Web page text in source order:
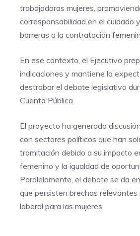
trabajadoras mujeres,
corresponsabilidad en el cuidado
barreras a la contratación
En ese contexto, el Ejecutivo
indicaciones y mantiene la
destrabar el debate legislativo
Cuenta Pública.
El proyecto ha generado
con sectores políticos que han
tramitación debido a su impacto
femenino y la igualdad de
Paralelamente, el debate se da
que persisten brechas relevantes
laboral para las mujeres.